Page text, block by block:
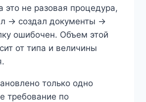
это не разовая процедура,
-> создал документы ->
ошибочен. Объем этой
от типа и величины
только одно
требование по